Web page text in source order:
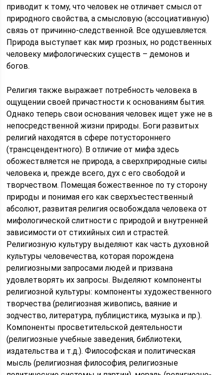
приводит к тому, что человек не отличает смысл от
природного свойства, а смысловую (ассоциативную)
связь от причинно-следственной. Все одушевляется.
Природа выступает как мир грозных, но родственных
человеку мифологических существ – демонов и
богов.
Религия также выражает потребность человека в
ощущении своей причастности к основаниям бытия.
Однако теперь свои основания человек ищет уже не в
непосредственной жизни природы. Боги развитых
религий находятся в сфере потустороннего
(трансцендентного). В отличие от мифа здесь
обожествляется не природа, а сверхприродные силы
человека и, прежде всего, дух с его свободой и
творчеством. Помещая божественное по ту сторону
природы и понимая его как сверхъестественный
абсолют, развитая религия освобождала человека от
мифологической слитности с природой и внутренней
зависимости от стихийных сил и страстей.
Религиозную культуру выделяют как часть духовной
культуры человечества, которая порождена
религиозными запросами людей и призвана
удовлетворять их запросы. Выделяют компоненты
религиозной культуры: компоненты художественного
творчества (религиозная живопись, ваяние и
зодчество, литература, публицистика, музыка и пр.).
Компоненты просветительской деятельности
(религиозные учебные заведения, библиотеки,
издательства и т.д.). Философская и политическая
мысль (религиозная философия, религиозные